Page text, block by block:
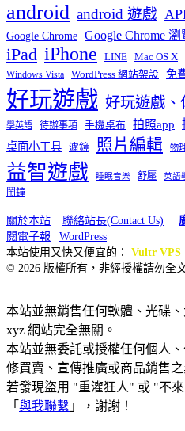
android android 遊戲
Google Chrome Google Chrome
iPad iPhone LINE Mac OS X
Windows Vista WordPress 網站架設 免
好玩遊戲 好玩遊戲、
學英語 待辦事項 手機桌布 拍照app
桌面小工具 濾鏡 照片編輯 物
益智遊戲 睡眠音樂 舒壓 英語
鬧鐘
關於本站 聯絡站長(Contact Us)
閱電子報
WordPress
本站使用又快又便宜的： Vultr VPS
© 2026 版權所有，非經授權請勿全
本站並無銷售任何軟體、光碟
xyz 網站完全無關。
本站並無委託或授權任何個人
修買賣、宣傳推廣或商品銷售之
若發現盜用 "重灌狂人" 或 "不
「 與我聯繫 」，謝謝！